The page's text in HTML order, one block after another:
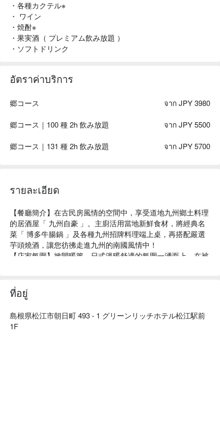
・各種カクテル※
・ ワイン
・焼酎※
・果実酒（ プレミアム飲み放題 ）
・ソフトドリンク
อัตราค่าบริการ
郷コース จาก JPY 3980
郷コース｜100 種 2h 飲み放題 จาก JPY 5500
郷コース｜131 種 2h 飲み放題 จาก JPY 5700
รายละเอียด
【餐廳簡介】在古民房風情的空間中，享受道地九州鄉土料理
的居酒屋「 九州自豪 」。主廚活用當地新鮮食材，將經典名
菜「 博多牛腸鍋 」及各種九州招牌料理端上桌，再搭配嚴選
芋頭燒酒，讓您彷彿走進九州的南國風情中！
【店家氛圍】掀開暖簾，日式溫暖舒適的氛圍一湧而上。在被
日本居酒屋文化，可以選坐在大眾區感受嗨翻天的熱鬧氣氛！
【招牌菜色】
甜味充分提引，綿密濃郁湯頭富含膠原蛋白，深受女性食客喜
愛的逸品。
ที่อยู่
島根県松江市朝日町 493 - 1 グリーンリッチホテル松江駅前
1F